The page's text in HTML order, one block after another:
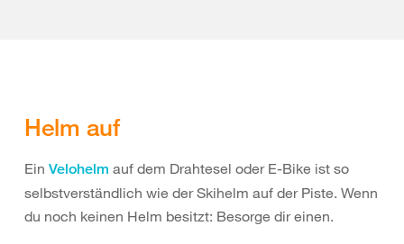
Helm auf
Ein Velohelm auf dem Drahtesel oder E-Bike ist so
selbstverständlich wie der Skihelm auf der Piste. Wenn
du noch keinen Helm besitzt: Besorge dir einen.